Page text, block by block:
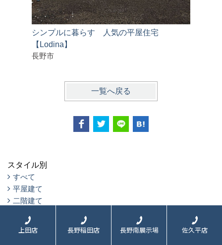
シンプルに暮らす 人気の平屋住宅
【Lodina】
長野市
一覧へ戻る
スタイル別
すべて
平屋建て
二階建て
リフォーム
上田店 長野稲田店 長野南展示場 佐久平店